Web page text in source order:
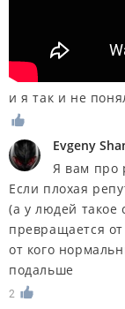
и я так и не
Evgeny
Я вам про
Если плохая
(а у людей такое
превращается
от кого
подальше
2